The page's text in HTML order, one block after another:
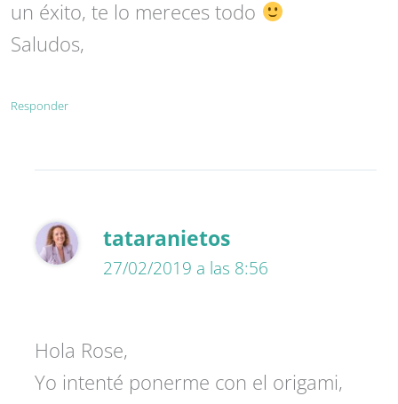
un éxito, te lo mereces todo
Saludos,
Responder
tataranietos
27/02/2019 a las 8:56
Hola Rose,
Yo intenté ponerme con el origami,